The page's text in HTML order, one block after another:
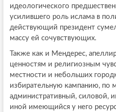
идеологического
усилившего роль ислама в
действующий президент
массу ей сочувствующих.
Также как и Мендерес,
ценностям и религиозным
местности и небольших
избирательную кампанию, по
административный, силовой,
иной имеющийся у него